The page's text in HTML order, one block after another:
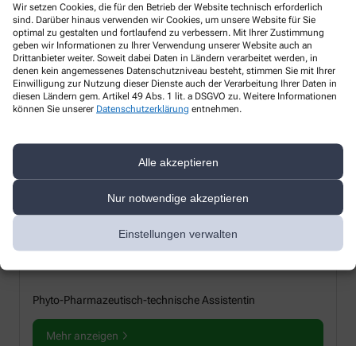
Wir setzen Cookies, die für den Betrieb der Website technisch erforderlich
sind. Darüber hinaus verwenden wir Cookies, um unsere Website für Sie
optimal zu gestalten und fortlaufend zu verbessern. Mit Ihrer Zustimmung
geben wir Informationen zu Ihrer Verwendung unserer Website auch an
Drittanbieter weiter. Soweit dabei Daten in Ländern verarbeitet werden, in
denen kein angemessenes Datenschutzniveau besteht, stimmen Sie mit Ihrer
Einwilligung zur Nutzung dieser Dienste auch der Verarbeitung Ihrer Daten in
diesen Ländern gem. Artikel 49 Abs. 1 lit. a DSGVO zu. Weitere Informationen
können Sie unserer Datenschutzerklärung entnehmen.
Alle akzeptieren
Nur notwendige akzeptieren
Einstellungen verwalten
Phyto-Pharmazeutisch-technische Assistentin
Mehr anzeigen